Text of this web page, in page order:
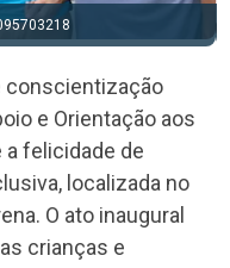
conscientização
e Orientação aos
a felicidade de
localizada no
O ato inaugural
crianças e